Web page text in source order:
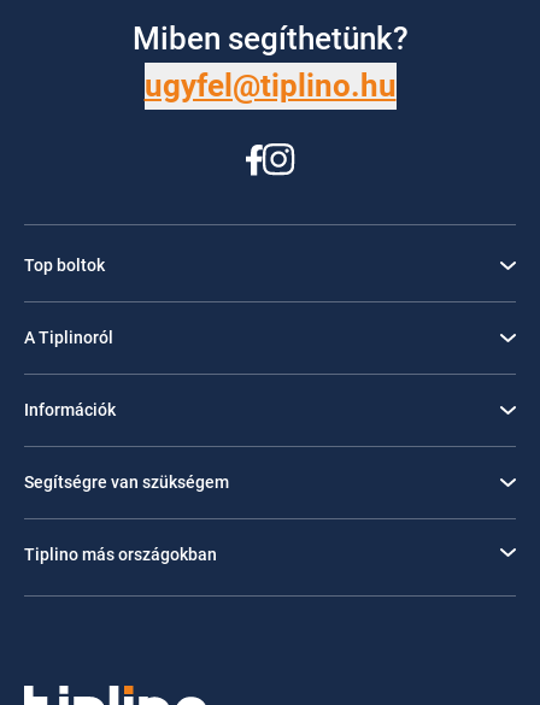
Miben segíthetünk?
ugyfel@tiplino.hu
Top boltok
A Tiplinoról
Információk
Segítségre van szükségem
Tiplino más országokban